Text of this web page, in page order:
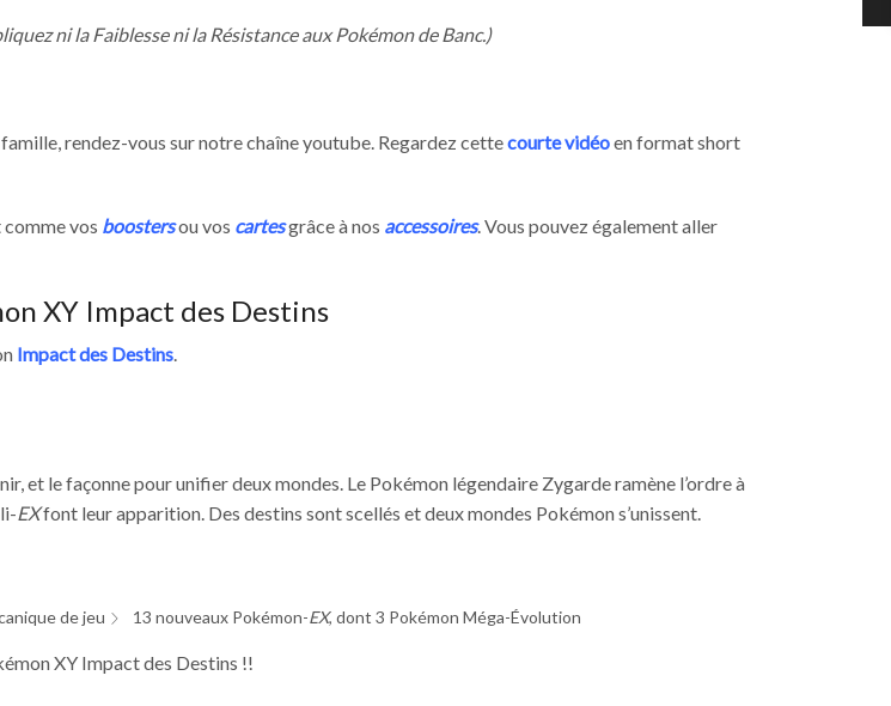
ni la Faiblesse ni la Résistance aux Pokémon de Banc.)
rendez-vous sur notre chaîne youtube. Regardez cettecourte vidéoen format short
vos boostersou vos cartesgrâce à nos accessoires. Vous pouvez également aller
XY Impact des Destins
Impact des Destins.
et le façonne pour unifier deux mondes. Le Pokémon légendaire Zygarde ramène l’ordre à
EXfont leur apparition. Des destins sont scellés et deux mondes Pokémon s’unissent.
de jeu 13 nouveaux Pokémon-EX, dont 3 Pokémon Méga-Évolution
XY Impact des Destins !!